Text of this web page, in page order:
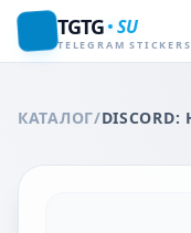
TGTG SU
TELEGRAM STICKERS
КАТАЛОГ/